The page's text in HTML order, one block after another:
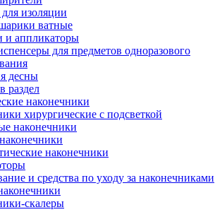
изоляции
ватные
и аппликаторы
для предметов одноразового
десны
раздел
наконечники
хирургические с подсветкой
наконечники
наконечники
и средства по уходу за наконечниками
скалеры